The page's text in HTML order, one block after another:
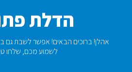
הדלת
אהלן! ברוכים הבאים! אפשר לשבת גם
לשמוע מכם, שלחו